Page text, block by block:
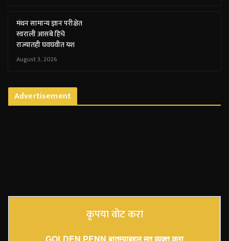
मंथन सामान्य ज्ञान परीक्षेत
स्वराली आसबे हिचे
राज्यातही घवघवीत यश
August 3, 2026
Advertisement
कृपया वोट करा